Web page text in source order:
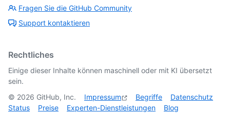
Fragen Sie die GitHub Community
Support kontaktieren
Rechtliches
Einige dieser Inhalte können maschinell oder mit KI übersetzt
sein.
© 2026 GitHub, Inc. Impressum Begriffe
Datenschutz
Status
Preise Experten-Dienstleistungen Blog